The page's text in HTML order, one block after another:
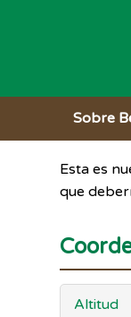
Sobre
Esta es
que
Altitud